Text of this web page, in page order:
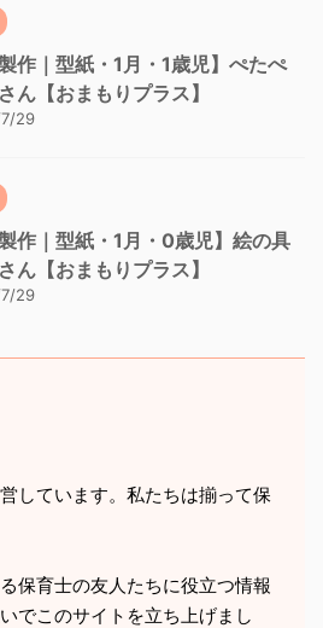
製作｜型紙・1月・1歳児】ぺたぺ
ん【おまもりプラス】
29
製作｜型紙・1月・0歳児】絵の具
ん【おまもりプラス】
29
しています。私たちは揃って保
保育士の友人たちに役立つ情報
でこのサイトを立ち上げまし